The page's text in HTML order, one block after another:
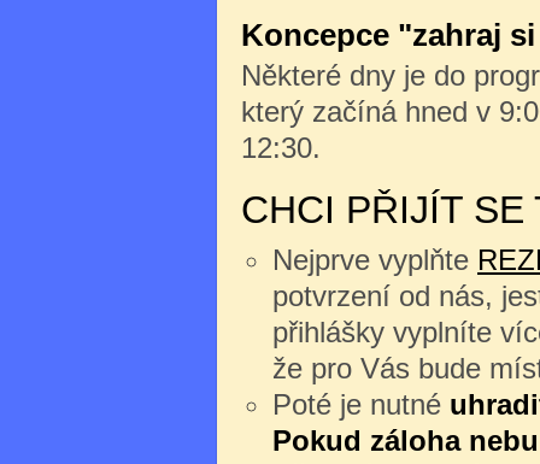
Koncepce "zahraj
Některé dny je do
který začíná hned v
12:30.
CHCI PŘIJÍT SE
Nejprve vyplňte
potvrzení od nás,
přihlášky vyplníte
že pro Vás bude
Poté je nutné
Pokud záloha